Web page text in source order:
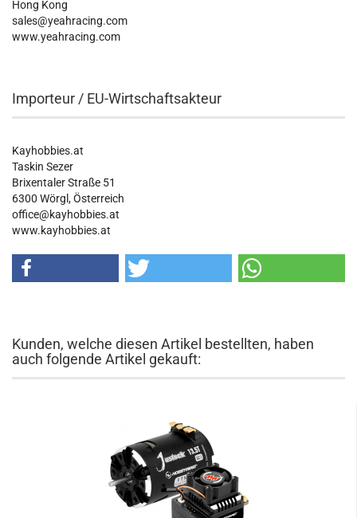
Hong Kong
sales@yeahracing.com
www.yeahracing.com
Importeur / EU-Wirtschaftsakteur
Kayhobbies.at
Taskin Sezer
Brixentaler Straße 51
6300 Wörgl, Österreich
office@kayhobbies.at
www.kayhobbies.at
Kunden, welche diesen Artikel bestellten, haben
auch folgende Artikel gekauft: